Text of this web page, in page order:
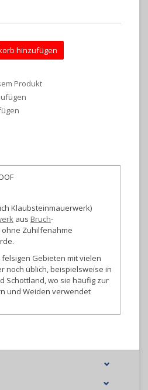
hinzufügen
Produkt
Klaubsteinmauerwerk)
aus Bruch-
ohne Zuhilfenahme
Gebieten mit vielen
noch üblich, beispielsweise in
Schottland, wo sie häufig zur
und Weiden verwendet